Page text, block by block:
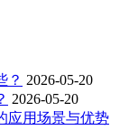
？ 2026-05-20
2026-05-20
应用场景与优势